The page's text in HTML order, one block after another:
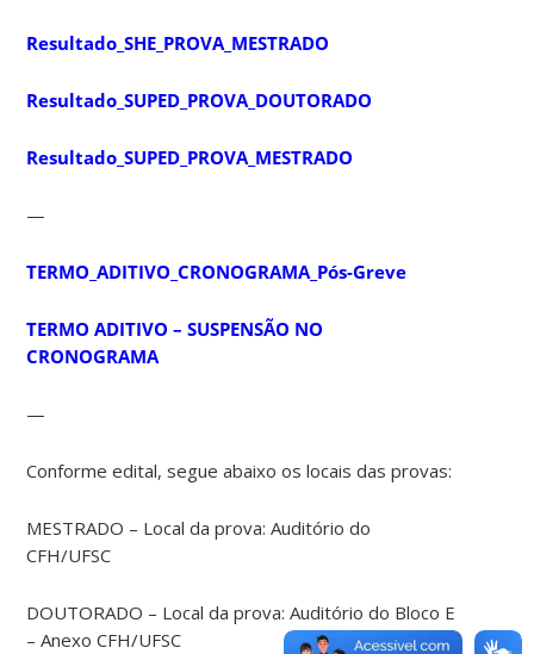
Resultado_SHE_PROVA_MESTRADO
Resultado_SUPED_PROVA_DOUTORADO
Resultado_SUPED_PROVA_MESTRADO
—
TERMO_ADITIVO_CRONOGRAMA_Pós-Greve
TERMO ADITIVO – SUSPENSÃO NO
CRONOGRAMA
—
Conforme edital, segue abaixo os locais das provas:
MESTRADO – Local da prova: Auditório do
CFH/UFSC
DOUTORADO – Local da prova: Auditório do Bloco E
– Anexo CFH/UFSC